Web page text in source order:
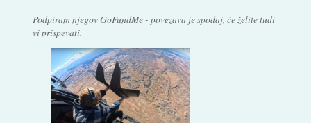
Podpiram njegov GoFundMe - povezava je spodaj, če želite tudi
vi prispevati.